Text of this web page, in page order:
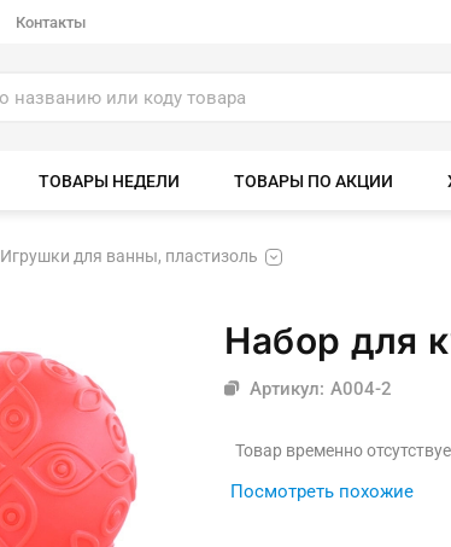
Контакты
ТОВАРЫ НЕДЕЛИ ТОВАРЫ ПО АКЦИИ
Игрушки для ванны, пластизоль
Набор для
Артикул: A004-2
Товар временно
Посмотреть похожие